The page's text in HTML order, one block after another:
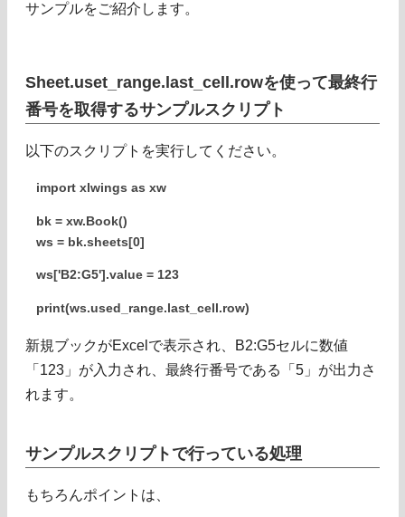
サンプルをご紹介します。
Sheet.uset_range.last_cell.rowを使って最終行
番号を取得するサンプルスクリプト
以下のスクリプトを実行してください。
import xlwings as xw
bk = xw.Book()
ws = bk.sheets[0]
ws['B2:G5'].value = 123
print(ws.used_range.last_cell.row)
新規ブックがExcelで表示され、B2:G5セルに数値
「123」が入力され、最終行番号である「5」が出力さ
れます。
サンプルスクリプトで行っている処理
もちろんポイントは、